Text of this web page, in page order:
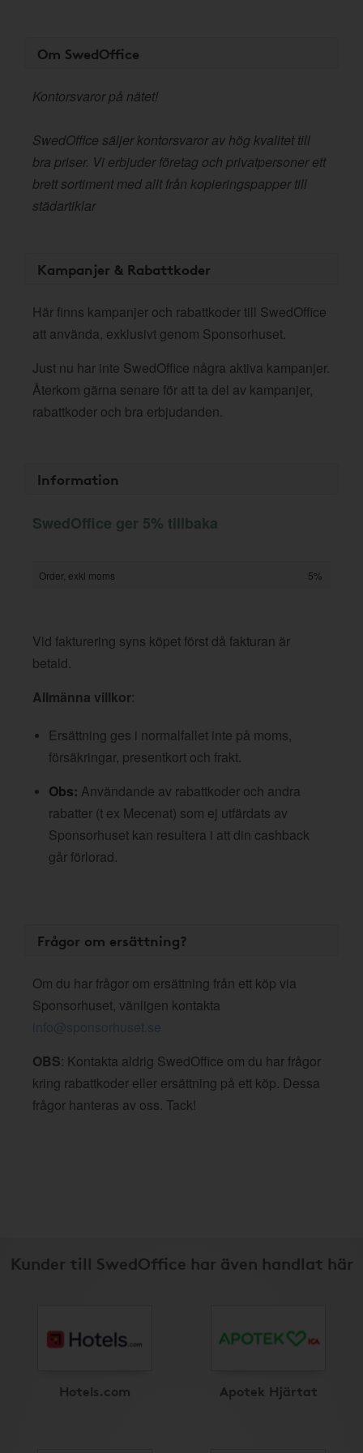
Om SwedOffice
Kontorsvaror på nätet!
SwedOffice säljer kontorsvaror av hög kvalitet till
bra priser. Vi erbjuder företag och privatpersoner ett
brett sortiment med allt från kopieringspapper till
städartiklar
Kampanjer & Rabattkoder
Här finns kampanjer och rabattkoder till SwedOffice
att använda, exklusivt genom Sponsorhuset.
Just nu har inte SwedOffice några aktiva kampanjer.
Återkom gärna senare för att ta del av kampanjer,
rabattkoder och bra erbjudanden.
Information
SwedOffice ger 5% tillbaka
Order, exkl moms 5%
Vid fakturering syns köpet först då fakturan är
betald.
Allmänna villkor:
Ersättning ges i normalfallet inte på moms,
försäkringar, presentkort och frakt.
Obs: Användande av rabattkoder och andra
rabatter (t ex Mecenat) som ej utfärdats av
Sponsorhuset kan resultera i att din cashback
går förlorad.
Frågor om ersättning?
Om du har frågor om ersättning från ett köp via
Sponsorhuset, vänligen kontakta
info@sponsorhuset.se
OBS: Kontakta aldrig SwedOffice om du har frågor
kring rabattkoder eller ersättning på ett köp. Dessa
frågor hanteras av oss. Tack!
Kunder till SwedOffice har även handlat här
Hotels.com Apotek Hjärtat